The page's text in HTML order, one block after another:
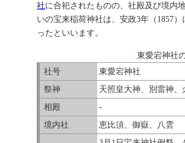
社に合祀されたものの、社殿及び境内
いの宝来稲荷神社は、安政3年（1857
ったといいます。
東愛宕神社
社号
東愛宕神社
祭神
天照皇大神、別雷神
相殿
-
境内社
恵比須、御嶽、八雲